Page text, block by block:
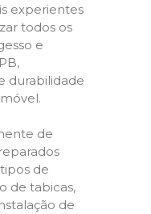
experientes
todos os
e
durabilidade
de
de
de tabicas,
de